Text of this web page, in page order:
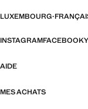
LUXEMBOURG·
INSTAGRAMFACEBOOK
AIDE
MES ACHATS